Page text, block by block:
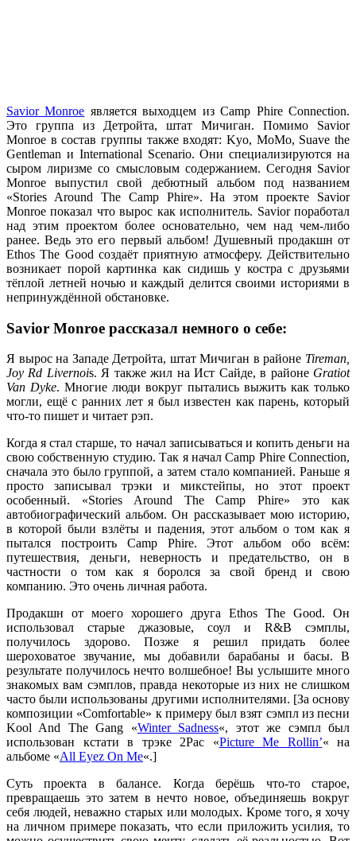
Savior Monroe является выходцем изCamp Phire Connection.
Это группа из Детройта, штат Мичиган. Помимо Savior
Monroe в состав группы также входят: Kyo, MoMo, Suave the
Gentleman и International Scenario. Они специализируются на
сыром лиризме со смысловым содержанием. Сегодня Savior
Monroe выпустил свой дебютный альбом под названием
«Stories Around The Camp Phire». На этом проекте Savior
Monroe показал что вырос как исполнитель. Saviorпоработал
над этим проектом более основательно, чем над чем-либо
ранее. Ведь это его первый альбом! Душевный продакшн от
Ethos The Good создаёт приятную атмосферу. Действительно
возникает порой картинка как сидишь у костра с друзьями
тёплой летней ночью и каждый делится своими историями в
непринуждённой обстановке.
Savior Monroe рассказал немного о себе:
Я вырос на Западе Детройта, штат Мичиган в районе Tireman,
Joy Rd Livernois. Я также жил на Ист Сайде, в районе Gratiot
Van Dyke. Многие люди вокруг пытались выжить как только
могли, ещё с ранних лет я был известен как парень, который
что-то пишет и читает рэп.
Когда я стал старше, то начал записываться и копить деньги на
свою собственную студию. Так я началCamp Phire Connection,
сначала это было группой, а затем стало компанией. Раньше я
просто записывал трэки и микстейпы, но этот проект
особенный. «Stories Around The Camp Phire» это как
автобиографический альбом. Он рассказывает мою историю,
в которой были взлёты и падения, этот альбом о том как я
пытался построить Camp Phire. Этот альбом обо всём:
путешествия, деньги, неверность и предательство, он в
частности о том как я боролся за свой бренд и свою
компанию. Это очень личная работа.
Продакшн от моего хорошего друга Ethos The Good. Он
использовал старые джазовые, соул и R&B сэмплы,
получилось здорово. Позже я решил придать более
шероховатое звучание, мы добавили барабаны и басы. В
результате получилось нечто волшебное! Вы услышите много
знакомых вам сэмплов, правда некоторые из них не слишком
часто были использованы другими исполнителями. [За основу
композиции «Comfortable» к примеру был взят сэмпл из песни
Kool And The Gang «Winter Sadness«, этот же сэмпл был
использован кстати в трэке2Pac «Picture Me Rollin’« на
альбоме «All Eyez On Me«.]
Суть проекта в балансе. Когда берёшь что-то старое,
превращаешь это затем в нечто новое, объединяешь вокруг
себя людей, неважно старых или молодых. Кроме того, я хочу
на личном примере показать, что если приложить усилия, то